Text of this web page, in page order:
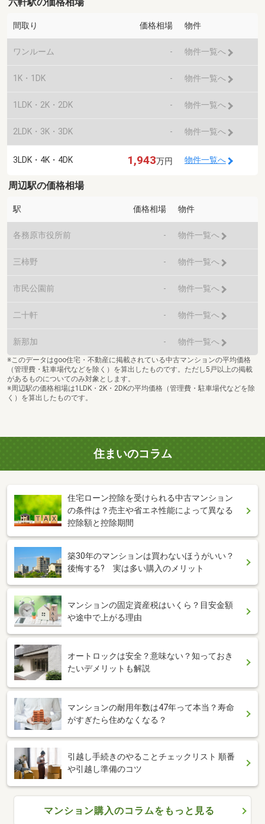
間取り 価格相場 物件
ワンルーム - 物件一覧へ
1K・1DK - 物件一覧へ
1LDK・2K・2DK - 物件一覧へ
2LDK・3K・3DK - 物件一覧へ
3LDK・4K・4DK 1,943万円 物件一覧へ
周辺駅の価格相場
駅 価格相場 物件
各務原市役所前 - 物件一覧へ
三柿野 - 物件一覧へ
市民公園前 - 物件一覧へ
二十軒 - 物件一覧へ
新那加 - 物件一覧へ
※このデータはgoo住宅・不動産に掲載されている中古マンションの平均価格
（管理費・駐車場代などを除く）を算出したものです。ただし5戸以上の掲載
があるものについてのみ対象とします。
※周辺駅の価格相場は1LDK・2K・2DKの平均価格（管理費・駐車場代などを除
く）を算出したものです。
住まいのコラム
住宅ローン控除を受けられる中古マンション
の条件は？売主や省エネ性能によって異なる
控除額と控除期間
築30年のマンションは買わないほうがいい？
後悔する? 実は多い購入のメリット
マンションの固定資産税はいくら？目安金額
や途中で上がる理由
オートロックは安全？意味ない？知っておき
たいデメリットも解説
マンションの耐用年数は47年って本当？寿命
がすぎたら住めなくなる？
引越し手続きのやることチェックリスト 順番
や引越し準備のコツ
マンション購入のコラムをもっと見る